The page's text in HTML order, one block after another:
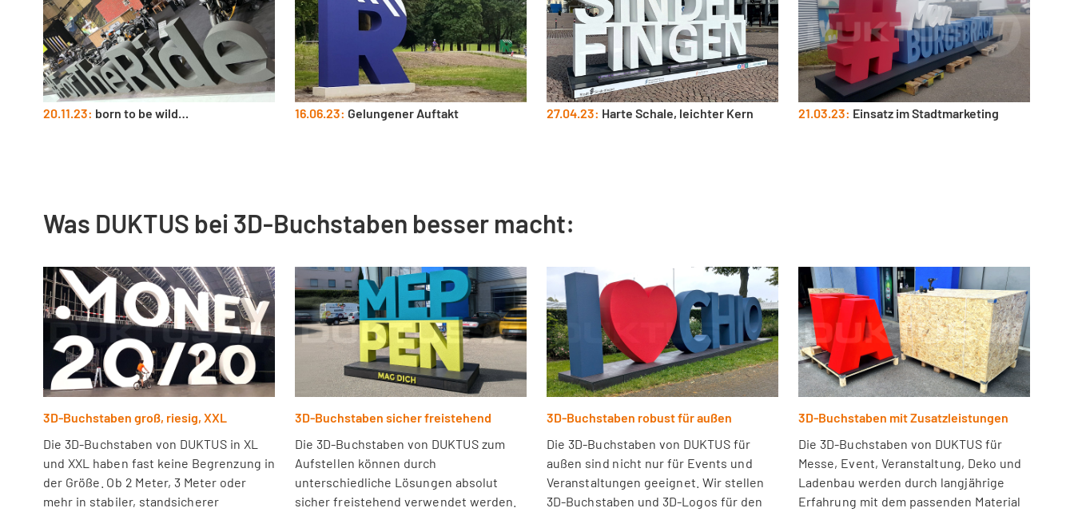
20.11.23: born to be wild… 16.06.23: Gelungener Auftakt 27.04.23: Harte Schale, leichter Kern 21.03.23: Einsatz im Stadtmarketing
Was DUKTUS bei 3D-Buchstaben besser macht:
3D-Buchstaben groß, riesig, XXL
Die 3D-Buchstaben von DUKTUS in XL
und XXL haben fast keine Begrenzung in
der Größe. Ob 2 Meter, 3 Meter oder
mehr in stabiler, standsicherer
3D-Buchstaben sicher freistehend
Die 3D-Buchstaben von DUKTUS zum
Aufstellen können durch
unterschiedliche Lösungen absolut
sicher freistehend verwendet werden.
3D-Buchstaben robust für außen
Die 3D-Buchstaben von DUKTUS für
außen sind nicht nur für Events und
Veranstaltungen geeignet. Wir stellen
3D-Buchstaben und 3D-Logos für den
3D-Buchstaben mit Zusatzleistungen
Die 3D-Buchstaben von DUKTUS für
Messe, Event, Veranstaltung, Deko und
Ladenbau werden durch langjährige
Erfahrung mit dem passenden Material